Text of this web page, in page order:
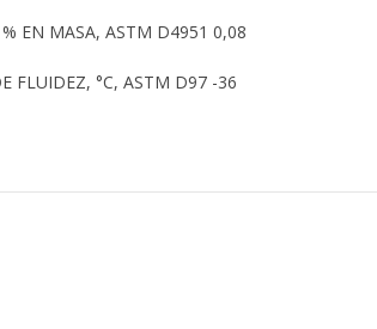
% EN MASA, ASTM D4951 0,08
FLUIDEZ, °C, ASTM D97 -36